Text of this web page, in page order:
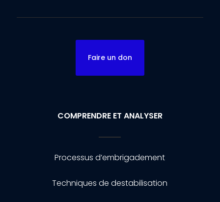
Faire un don
COMPRENDRE ET ANALYSER
Processus d’embrigadement
Techniques de destabilisation